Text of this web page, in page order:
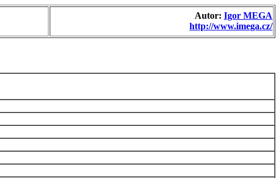
Autor: Igor MEGA
http://www.imega.cz/